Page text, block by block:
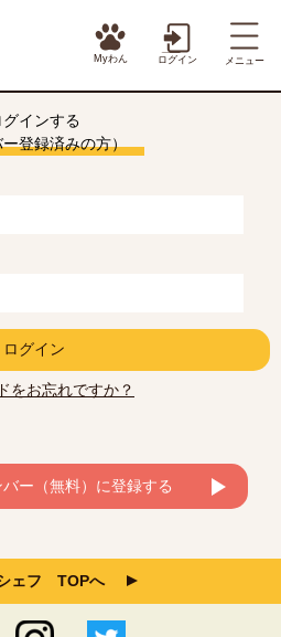
Myわん ログイン メニュー
グインする
登録済みの方）
ログイン
をお忘れですか？
ー（無料）に登録する
ェフ TOPへ